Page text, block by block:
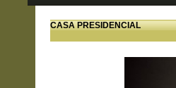
CASA PRESIDENCIAL